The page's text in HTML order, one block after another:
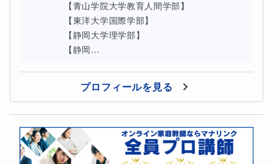
確認からスタートし、わからない問題がそのままにならな
いように徹底的に苦手を潰していきます。
ではなく、日々の家庭学習のやり方やページ
数、「どの範囲のどの問題を中心に解くべきか？」まで、
細かくサポートさせていただきます。
私はこれまで10年以上に渡り、大手中学受験予備校で中
【青山学院大学教育人間学部】
【東洋大学国際学部】
【静岡大学理学部】
【静岡...
プロフィールを見る